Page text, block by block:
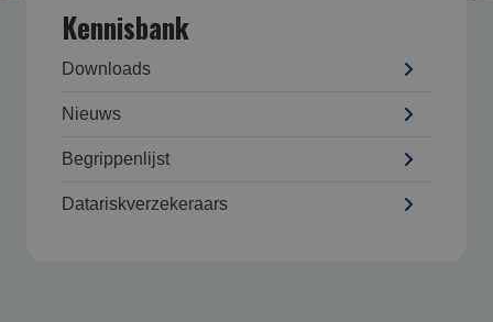
Kennisbank
Downloads
Nieuws
Begrippenlijst
Datarisk­verzekeraars